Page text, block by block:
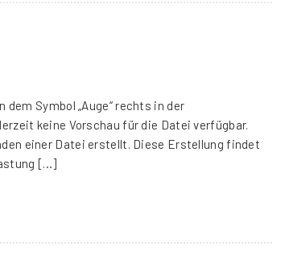
Symbol „Auge“ rechts in der
keine Vorschau für die Datei verfügbar.
einer Datei erstellt. Diese Erstellung findet
[…]